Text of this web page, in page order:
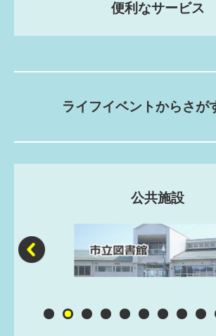
便利なサービス
ライフイベントからさが
公共施設